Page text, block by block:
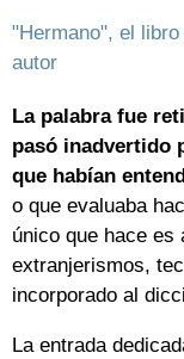
"Hermano", el
autor
La palabra fue
pasó inadvertido
que habían
o que evaluaba
único que hace es
extranjerismos,
incorporado al
La entrada